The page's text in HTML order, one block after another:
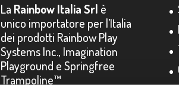
La Rainbow Italia Srl è
unico importatore per l’Italia
dei prodotti Rainbow Play
Systems Inc., Imagination
Playground e Springfree
Trampoline™